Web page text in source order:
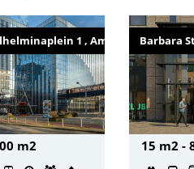
1 , Amsterdam
m2
Barbara
15 m2 -